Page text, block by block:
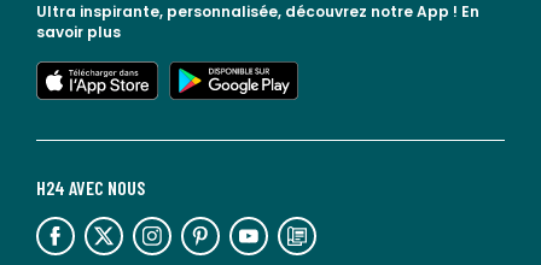
H24 AVEC NOUS
lien vers l'espace réseaux sociaux lien vers l'espace réseaux sociaux lien vers l'espace réseaux sociaux lien vers l'espace réseaux sociaux lien vers l'espace réseaux sociaux lien vers le blog la redoute
Ultra inspirante, personnalisée, découvrez notre App ! En
savoir plus
lien vers l'app store
lien vers google play